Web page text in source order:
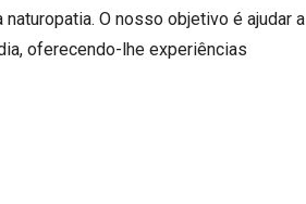
O nosso objetivo é ajudar a
oferecendo-lhe experiências